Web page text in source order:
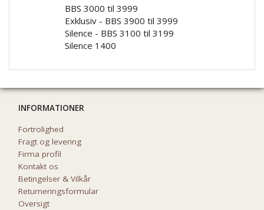
BBS 3000 til 3999
Exklusiv - BBS 3900 til 3999
Silence - BBS 3100 til 3199
Silence 1400
INFORMATIONER
Fortrolighed
Fragt og levering
Firma profil
Kontakt os
Betingelser & Vilkår
Returneringsformular
Oversigt